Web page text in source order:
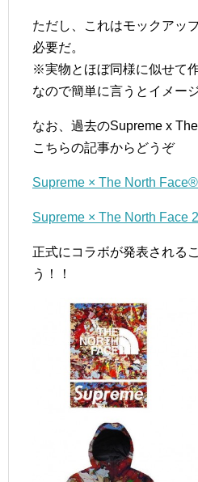
ただし、これはモックアッ
必要だ。
※実物とほぼ同様に似せて
なので簡単に言うとイメー
なお、過去のSupreme x
こちらの記事からどうぞ
Supreme × The North
Supreme × The North Face
正式にコラボが発表される
う！！